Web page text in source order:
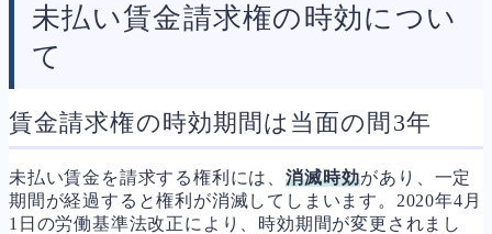
未払い賃金請求権の時効につい
て
賃金請求権の時効期間は当面の間3年
未払い賃金を請求する権利には、 消滅時効があり、一定
期間が経過すると権利が消滅してしまいます。2020年4月
1日の労働基準法改正により、時効期間が変更されまし